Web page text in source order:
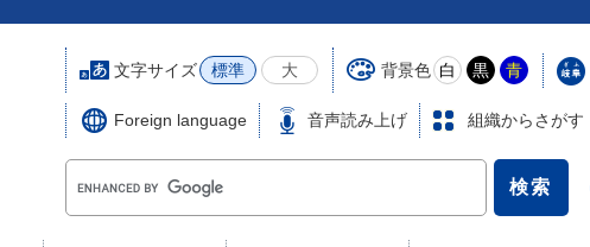
文字サイズ 標準 大 背景色 白 黒 青
Foreign language 音声読み上げ 組織からさがす